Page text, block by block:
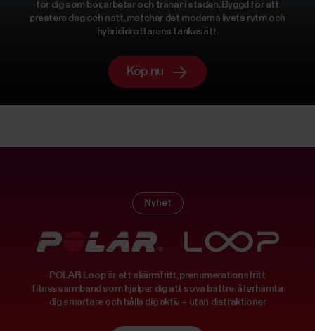
för dig som bor, arbetar och tränar i staden. Byggd för att
prestera dag och natt, matchar det moderna livets rytm och
hybrididrottarens tankesätt.
Köp nu
Nyhet
POLAR Loop är ett skärmfritt, prenumerationsfritt
fitnessarmband som hjälper dig att sova bättre, återhämta
dig smartare och hålla dig aktiv – utan distraktioner